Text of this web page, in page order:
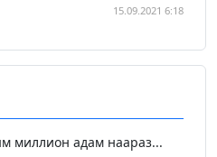
15.09.2021 6:18
миллион адам наараз...